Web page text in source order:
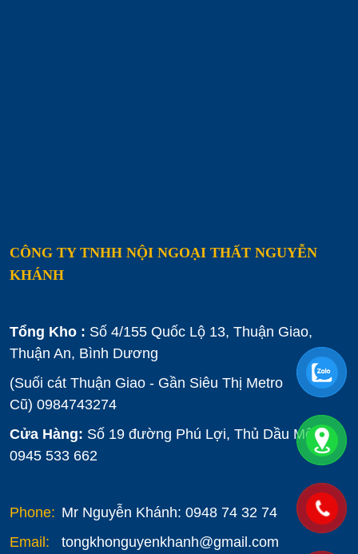
CÔNG TY TNHH NỘI NGOẠI THẤT NGUYỄN
KHÁNH
Tổng Kho : Số 4/155 Quốc Lộ 13, Thuận Giao,
Thuận An, Bình Dương
(Suối cát Thuận Giao - Gần Siêu Thị Metro
Cũ) 0984743274
Cửa Hàng: Số 19 đường Phú Lợi, Thủ Dầu Một :
0945 533 662
Phone: Mr Nguyễn Khánh: 0948 74 32 74
Email:
tongkhonguyenkhanh@gmail.com